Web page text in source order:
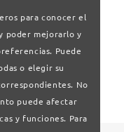
|Política de privacitat
para conocer el
poder mejorarlo y
Puede
o elegir su
No
puede afectar
y funciones. Para